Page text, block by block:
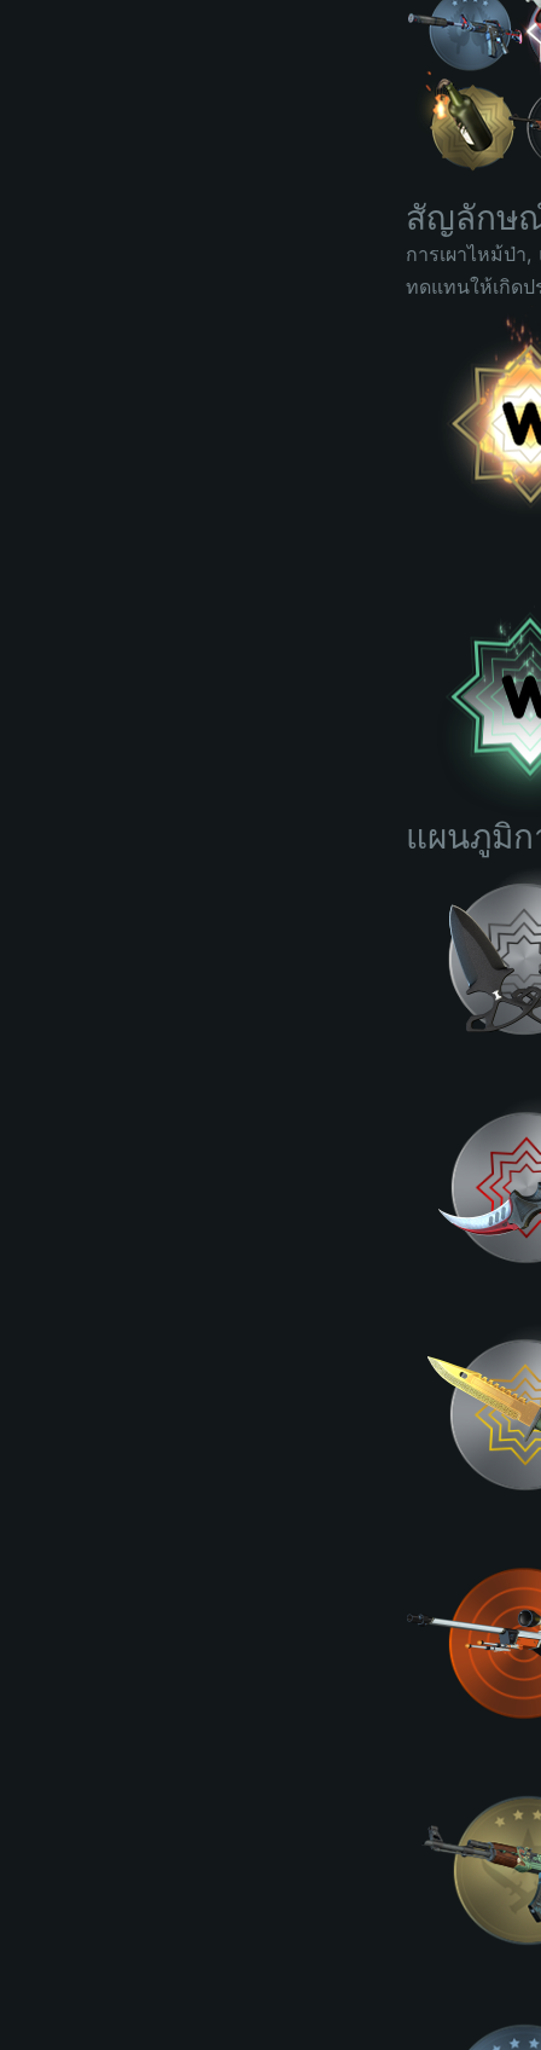
สัญลักษ
การเผาไหม้ป่า
ทดแทนให้เกิด
แผนภูมิ